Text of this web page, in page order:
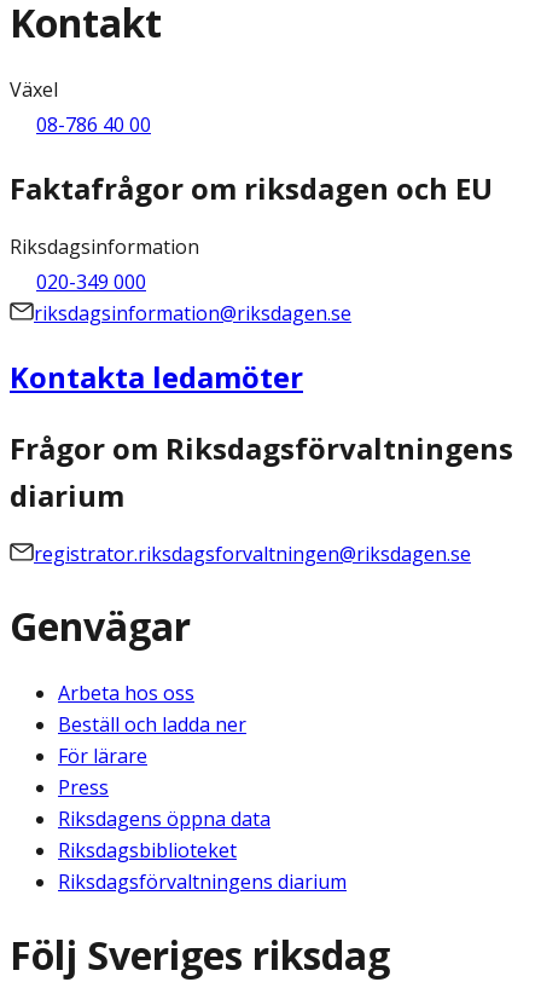
Kontakt
Växel
08-786 40 00
Faktafrågor om riksdagen och EU
Riksdagsinformation
020-349 000
riksdagsinformation@riksdagen.se
Kontakta ledamöter
Frågor om Riksdagsförvaltningens
diarium
registrator.riksdagsforvaltningen@riksdagen.se
Genvägar
Arbeta hos oss
Beställ och ladda ner
För lärare
Press
Riksdagens öppna data
Riksdagsbiblioteket
Riksdagsförvaltningens diarium
Följ Sveriges riksdag